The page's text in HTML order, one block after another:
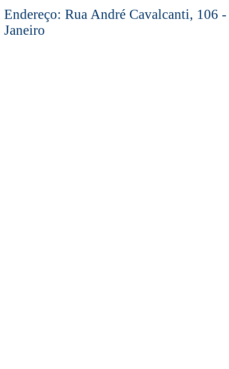
Endereço: Rua André Cavalcanti, 106
Janeiro